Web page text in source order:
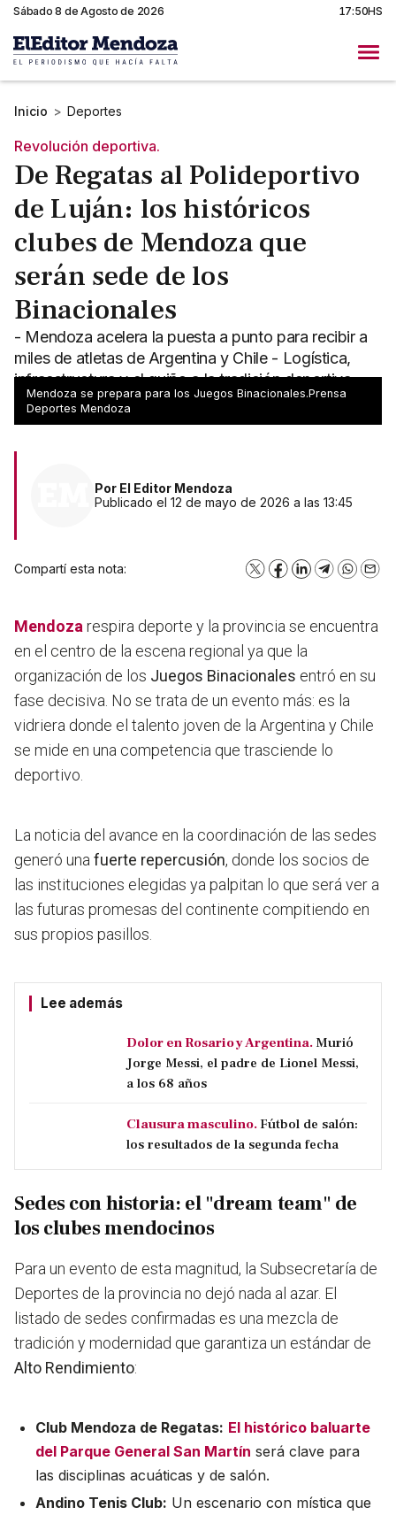
Sábado 8 de Agosto de 2026 17:50HS
Inicio > Deportes
Revolución deportiva.
De Regatas al Polideportivo
de Luján: los históricos
clubes de Mendoza que
serán sede de los
Binacionales
- Mendoza acelera la puesta a punto para recibir a
miles de atletas de Argentina y Chile - Logística,
infraestructura y el guiño a la tradición deportiva
local
Mendoza se prepara para los Juegos Binacionales.Prensa
Deportes Mendoza
Por El Editor Mendoza
Publicado el 12 de mayo de 2026 a las 13:45
Compartí esta nota: X Facebook
LinkedInTelegram
Mendoza respira deporte y la provincia se encuentra
en el centro de la escena regional ya que la
organización de los Juegos Binacionales entró en su
fase decisiva. No se trata de un evento más: es la
vidriera donde el talento joven de la Argentina y Chile
se mide en una competencia que trasciende lo
deportivo.
La noticia del avance en la coordinación de las sedes
generó una fuerte repercusión, donde los socios de
las instituciones elegidas ya palpitan lo que será ver a
las futuras promesas del continente compitiendo en
sus propios pasillos.
Lee además
Dolor en Rosario y Argentina. Murió
Jorge Messi, el padre de Lionel Messi,
a los 68 años
Clausura masculino. Fútbol de salón:
los resultados de la segunda fecha
Sedes con historia: el "dream team" de
los clubes mendocinos
Para un evento de esta magnitud, la Subsecretaría de
Deportes de la provincia no dejó nada al azar. El
listado de sedes confirmadas es una mezcla de
tradición y modernidad que garantiza un estándar de
Alto Rendimiento:
Club Mendoza de Regatas: El histórico baluarte
del Parque General San Martín será clave para
las disciplinas acuáticas y de salón.
Andino Tenis Club: Un escenario con mística que